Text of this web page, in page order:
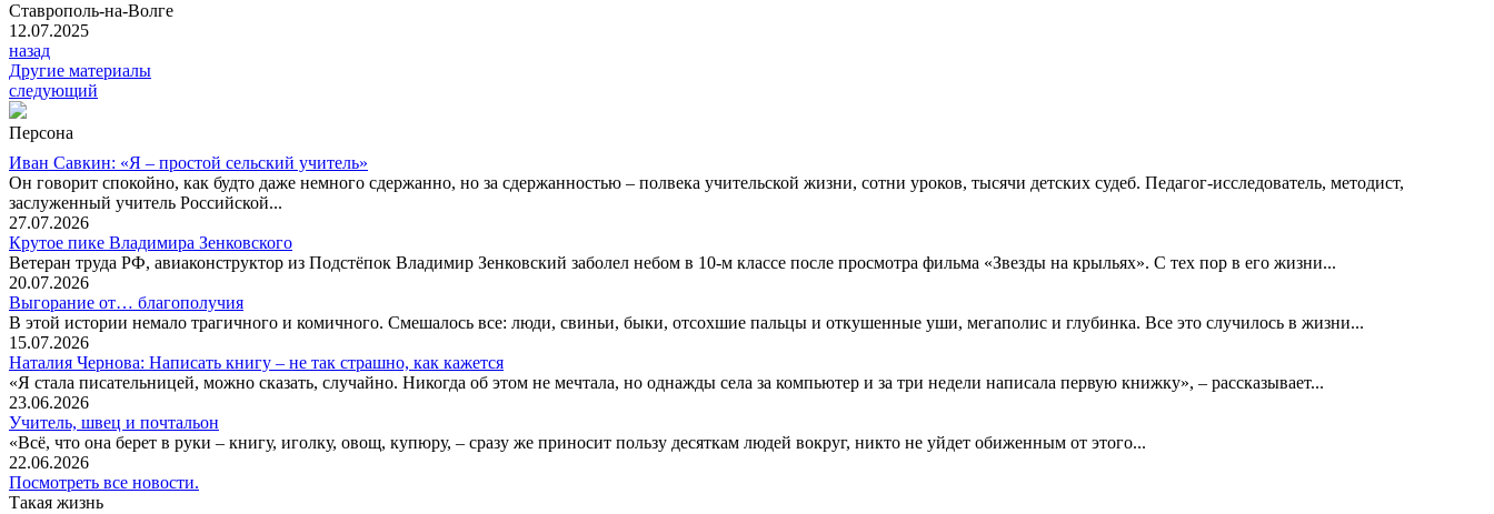
Ставрополь-на-Волге
12.07.2025
назад
Другие материалы
следующий
Персона
Иван Савкин: «Я – простой сельский учитель»
Он говорит спокойно, как будто даже немного сдержанно, но за сдержанностью – полвека учительской жизни, сотни уроков, тысячи детских судеб. Педагог-исследователь, методист,
заслуженный учитель Российской...
27.07.2026
Крутое пике Владимира Зенковского
Ветеран труда РФ, авиаконструктор из Подстёпок Владимир Зенковский заболел небом в 10-м классе после просмотра фильма «Звезды на крыльях». С тех пор в его жизни...
20.07.2026
Выгорание от… благополучия
В этой истории немало трагичного и комичного. Смешалось все: люди, свиньи, быки, отсохшие пальцы и откушенные уши, мегаполис и глубинка. Все это случилось в жизни...
15.07.2026
Наталия Чернова: Написать книгу – не так страшно, как кажется
«Я стала писательницей, можно сказать, случайно. Никогда об этом не мечтала, но однажды села за компьютер и за три недели написала первую книжку», – рассказывает...
23.06.2026
Учитель, швец и почтальон
«Всё, что она берет в руки – книгу, иголку, овощ, купюру, – сразу же приносит пользу десяткам людей вокруг, никто не уйдет обиженным от этого...
22.06.2026
Посмотреть все новости.
Такая жизнь